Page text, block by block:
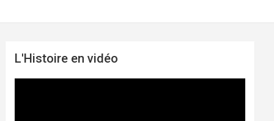
L'Histoire en vidéo